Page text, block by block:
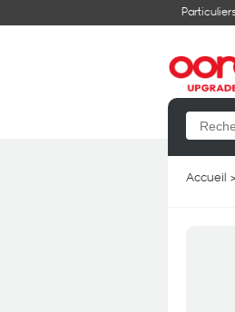
Accueil